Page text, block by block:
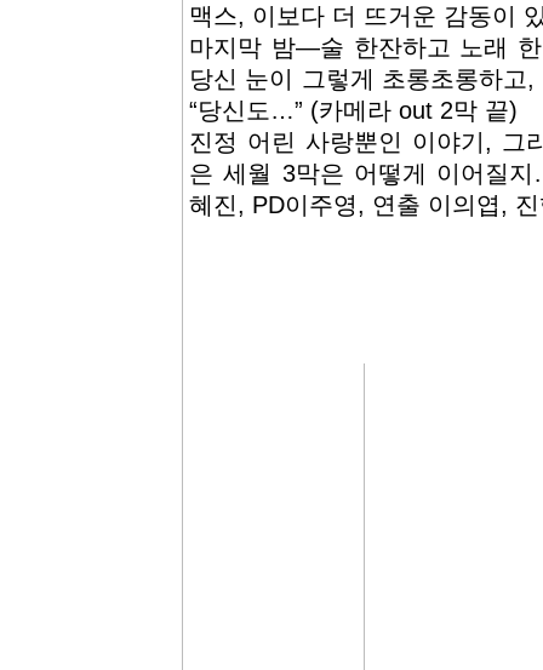
맥스, 이보다 더 뜨거운 감동이
마지막 밤―술 한잔하고 노래
당신 눈이 그렇게 초롱초롱하고
“당신도…” (카메라 out 2막 끝)
진정 어린 사랑뿐인 이야기, 그
은 세월 3막은 어떻게 이어질
혜진, PD이주영, 연출 이의엽,